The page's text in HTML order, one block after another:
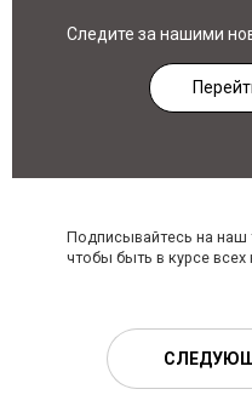
Следите за нашими
Подписывайтесь на наш
чтобы быть в курсе